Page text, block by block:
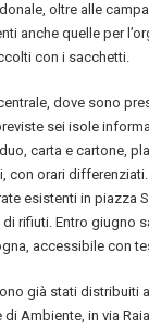
oltre alle
anche quelle per
con i sacchetti.
dove sono
sei isole
carta e cartone,
con orari
esistenti in piazza
rifiuti. Entro giugno
accessibile con
già stati distribuiti
Ambiente, in via